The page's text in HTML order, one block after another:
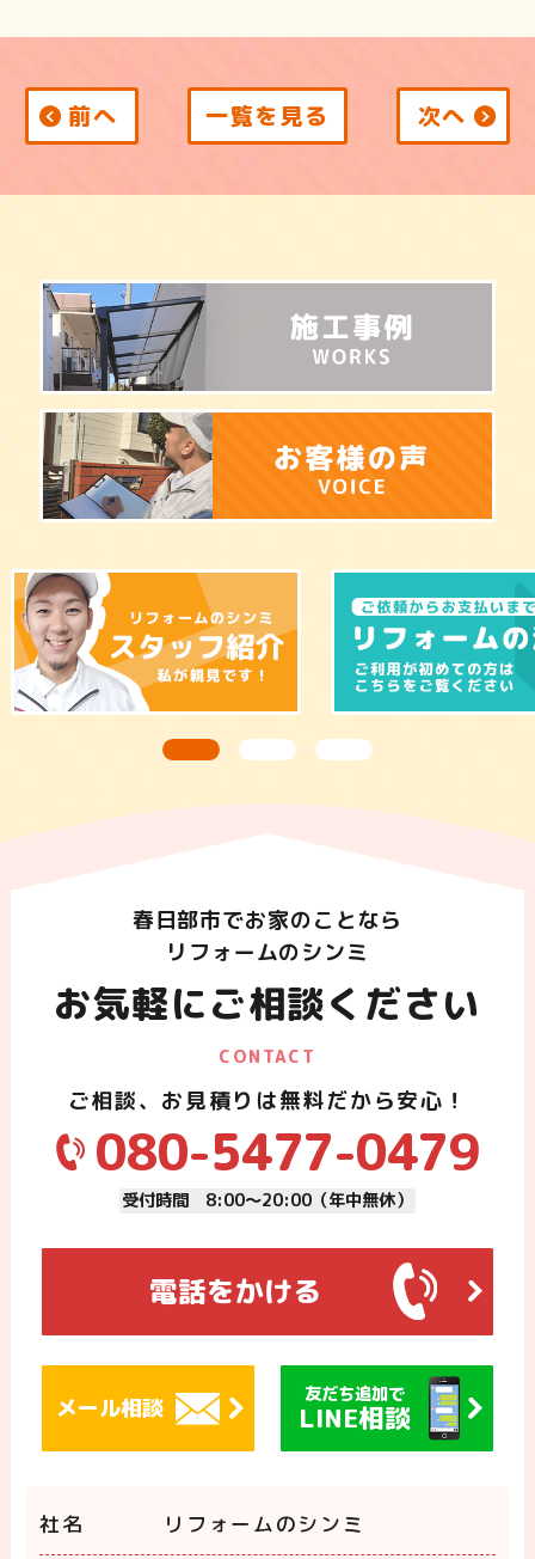
前へ 一覧を見る 次へ
春日部市でお家のことなら
リフォームのシンミ
お気軽にご相談ください
CONTACT
ご相談、お見積りは無料だから安心！
080-5477-0479
受付時間 8:00～20:00（年中無休）
電話をかける
メール相談 友だち追加で
LINE相談
社名 リフォームのシンミ